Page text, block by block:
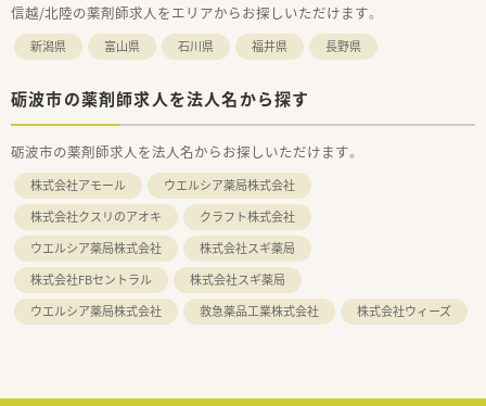
信越/北陸の薬剤師求人をエリアからお探しいただけます。
新潟県 富山県 石川県 福井県 長野県
砺波市の薬剤師求人を法人名から探す
砺波市の薬剤師求人を法人名からお探しいただけます。
株式会社アモール
ウエルシア薬局株式会社
株式会社クスリのアオキ
クラフト株式会社
ウエルシア薬局株式会社
株式会社スギ薬局
株式会社FBセントラル
株式会社スギ薬局
ウエルシア薬局株式会社
救急薬品工業株式会社 株式会社ウィーズ